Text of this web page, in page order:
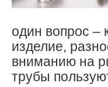
один вопрос –
изделие,
вниманию на
трубы